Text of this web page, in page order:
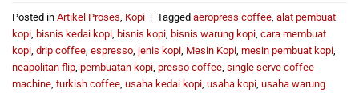
Posted in Artikel Proses Kopi | Tagged aeropress coffee alat pembuat
kopi bisnis kedai kopi bisnis kopi bisnis warung kopi cara membuat
kopi drip coffee espresso jenis kopi Mesin Kopi mesin pembuat kopi
neapolitan flip pembuatan kopi presso coffee single serve coffee
machine turkish coffee usaha kedai kopi usaha kopi usaha warung